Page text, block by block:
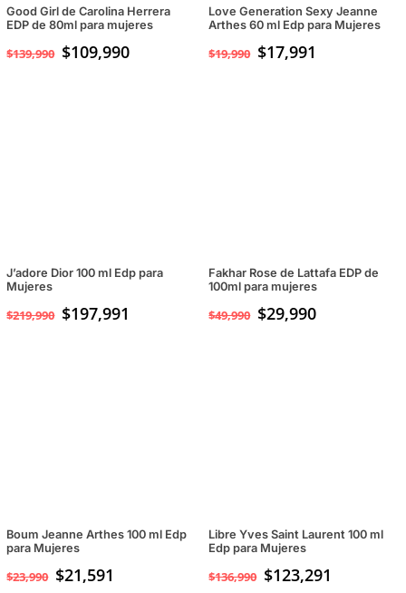
Good Girl de Carolina Herrera
EDP de 80ml para mujeres
$139,990 El
$109,990El
Love Generation Sexy Jeanne
Arthes 60 ml Edp para Mujeres
$19,990 $17,991
J’adore Dior 100 ml Edp para
Mujeres
$219,990 $197,991
Fakhar Rose de Lattafa EDP de
100ml para mujeres
$49,990 El
$29,990El
Boum Jeanne Arthes 100 ml Edp
para Mujeres
$23,990 $21,591
Libre Yves Saint Laurent 100 ml
Edp para Mujeres
$136,990 $123,291